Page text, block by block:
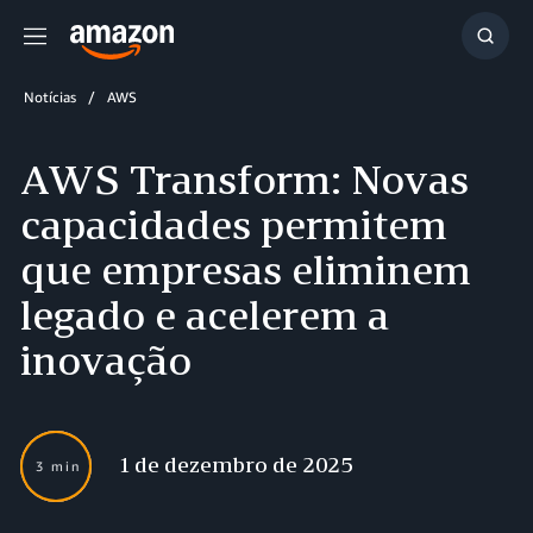
Menu
Notícias AWS
AWS Transform: Novas
capacidades permitem
que empresas eliminem
legado e acelerem a
inovação
3 min 1 de dezembro de 2025